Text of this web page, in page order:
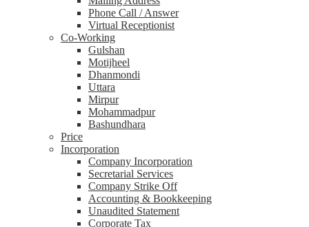
Phone Call / Answer
Virtual Receptionist
Co-Working
Gulshan
Motijheel
Dhanmondi
Uttara
Mirpur
Mohammadpur
Bashundhara
Price
Incorporation
Company Incorporation
Secretarial Services
Company Strike Off
Accounting & Bookkeeping
Unaudited Statement
Corporate Tax